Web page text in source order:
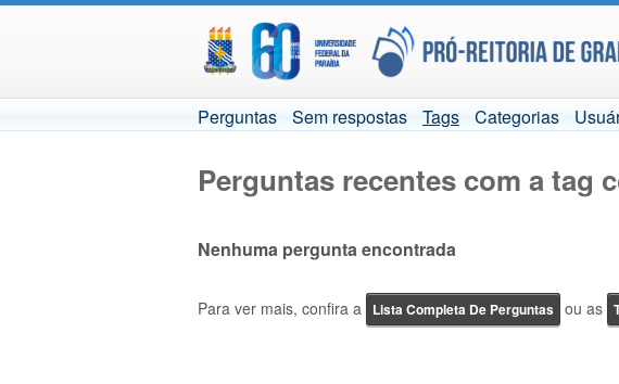
Perguntas Sem respostas Tags Categorias
Perguntas recentes com a tag
Nenhuma pergunta encontrada
Para ver mais, confira a Lista Completa De Perguntas ou as